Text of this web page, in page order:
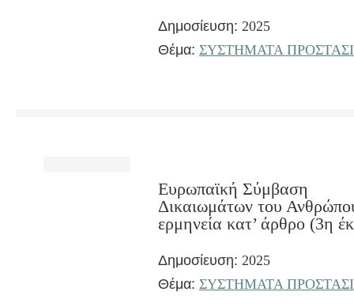
Δημοσίευση: 2025
Θέμα: ΣΥΣΤΗΜΑΤΑ
Ευρωπαϊκή Σύμβαση
Δικαιωμάτων του
ερμηνεία κατ’ άρθρο (3η
Δημοσίευση: 2025
Θέμα: ΣΥΣΤΗΜΑΤΑ